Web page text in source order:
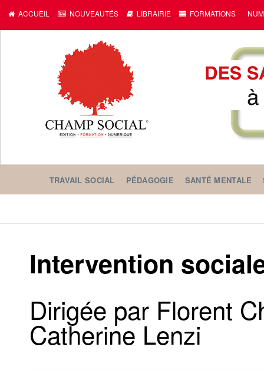
ACCUEIL NOUVEAUTÉS LIBRAIRIE FORMATIONS
TRAVAIL SOCIAL PÉDAGOGIE SANTÉ MENTALE
Intervention
Dirigée par Florent
Catherine Lenzi